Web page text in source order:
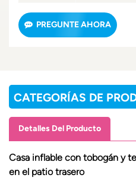
PREGUNTE AHORA
CATEGORÍAS DE
Detalles Del Producto
Casa inflable con tobogán y
en el patio trasero